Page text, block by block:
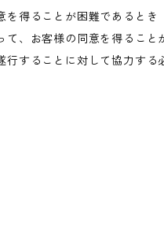
を得ることが困難であるとき
て、お客様の同意を得ること
することに対して協力す